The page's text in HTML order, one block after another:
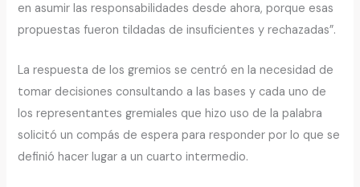
en asumir las responsabilidades desde ahora, porque esas
propuestas fueron tildadas de insuficientes y rechazadas”.
La respuesta de los gremios se centró en la necesidad de
tomar decisiones consultando a las bases y cada uno de
los representantes gremiales que hizo uso de la palabra
solicitó un compás de espera para responder por lo que se
definió hacer lugar a un cuarto intermedio.